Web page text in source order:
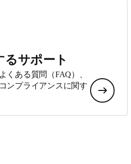
るサポート
くある質問（FAQ）、
ンプライアンスに関す